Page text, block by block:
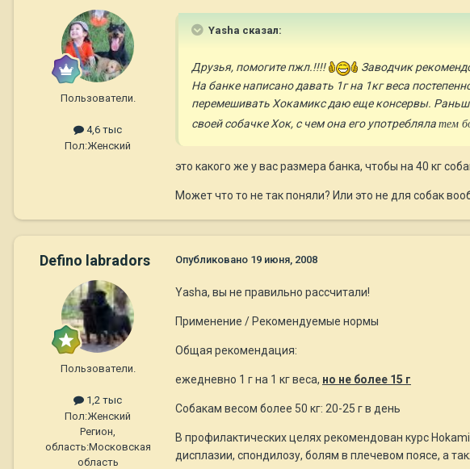
Пользователи.
4,6 тыс
Пол:Женский
Yasha сказал:
Друзья, помогите пжл.!!!!
Заводчик
На банке написано давать 1г на 1кг веса
перемешивать Хокамикс даю еще консервы.
своей собачке Хок, с чем она его употребляла тем
это какого же у вас размера банка, чтобы на 40 кг
Может что то не так поняли? Или это не для собак
Defino labradors
Пользователи.
1,2 тыс
Пол:Женский
Регион,
область:Московская
область
Опубликовано 19 июня, 2008
Yasha, вы не правильно рассчитали!
Применение / Рекомендуемые нормы
Общая рекомендация:
ежедневно 1 г на 1 кг веса, но не более 15 г
Собакам весом более 50 кг: 20-25 г в день
В профилактических целях рекомендован курс
дисплазии, спондилозу, болям в плечевом поясе, а